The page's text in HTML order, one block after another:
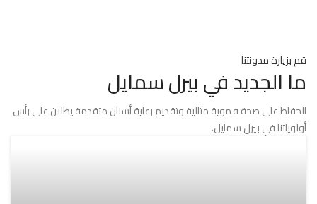
قم بزيارة مدونتنا
ما الجديد في بيرل سمايل
الحفاظ على صحة فموية مثالية وتقديم رعاية أسنان متقدمة يظلان على رأس
أولوياتنا في بيرل سمايل.